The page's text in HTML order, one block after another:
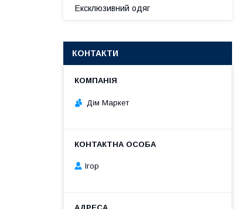
Ексклюзивний одяг
КОНТАКТИ
Дім Маркет
Ігор